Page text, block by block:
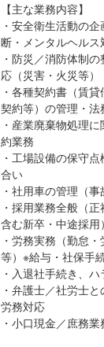
【主な業務内容】
・安全衛生活動の
断・メンタルヘルス
・防災／消防体制
応（災害・火災等）
・各種契約書（賃
契約等）の管理・法
・産業廃棄物処理
約業務
・工場設備の保守
合い
・社用車の管理（事
・採用業務全般（
含む新卒・中途採用）
・労務実務（勤怠
等）※給与・社保手
・入退社手続き、
・弁護士／社労士
労務対応
・小口現金／庶務